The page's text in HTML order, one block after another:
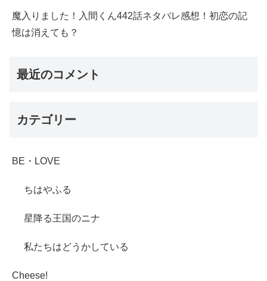
魔入りました！入間くん442話ネタバレ感想！初恋の記
憶は消えても？
最近のコメント
カテゴリー
BE・LOVE
ちはやふる
星降る王国のニナ
私たちはどうかしている
Cheese!